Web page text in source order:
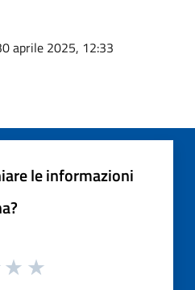
aprile 2025, 12:33
le informazioni